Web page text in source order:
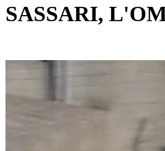
SASSARI,